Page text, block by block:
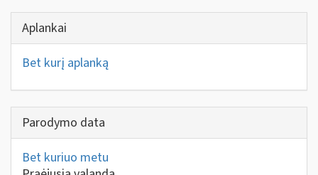
Aplankai
Bet kurį aplanką
Parodymo data
Bet kuriuo metu